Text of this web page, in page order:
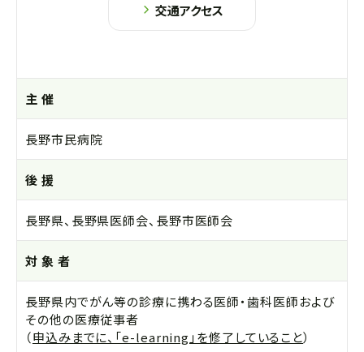
交通アクセス
主 催
長野市民病院
後 援
長野県、長野県医師会、長野市医師会
対 象 者
長野県内でがん等の診療に携わる医師・歯科医師および
その他の医療従事者
（申込みまでに、「e-learning」を修了していること）